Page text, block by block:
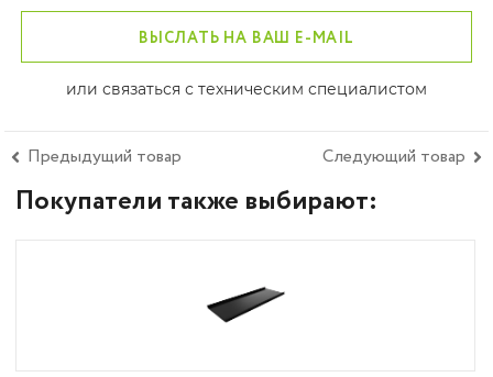
ВЫСЛАТЬ НА ВАШ E-MAIL
или связаться с техническим специалистом
Предыдущий товар Следующий товар
Покупатели также выбирают: